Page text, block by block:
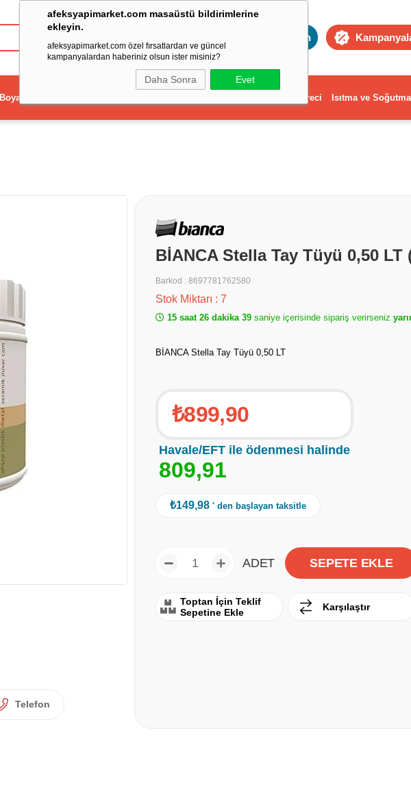
afeksyapimarket.com masaüstü bildirimlerine
ekleyin.
afeksyapimarket.com özel fırsatlardan ve güncel
kampanyalardan haberiniz olsun ister misiniz?
Daha Sonra Evet
Toptan
Boya Dekorasyon ve Ev Gereci Isıtma ve Soğutma
Telefon
BİANCA Stella Tay Tüyü 0,50 LT
Barkod : 8697781762580
Stok Miktarı : 7
15 saat 26 dakika 39 saniye içerisinde sipariş verirseniz
BİANCA Stella Tay Tüyü 0,50 LT
₺899,90
Havale/EFT ile ödenmesi halinde
809,91
₺149,98 ' den başlayan taksitle
ADET
Toptan İçin Teklif
Sepetine Ekle
Karşılaştır